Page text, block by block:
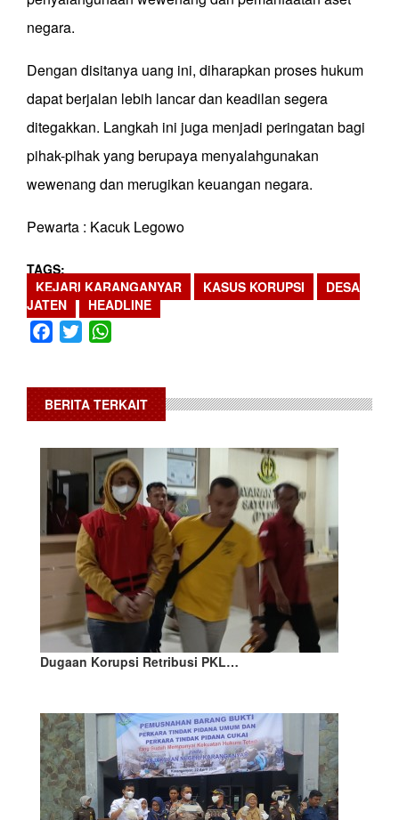
negara.
Dengan disitanya uang ini, diharapkan proses hukum
dapat berjalan lebih lancar dan keadilan segera
ditegakkan. Langkah ini juga menjadi peringatan bagi
pihak-pihak yang berupaya menyalahgunakan
wewenang dan merugikan keuangan negara.
Pewarta : Kacuk Legowo
TAGS
KEJARI KARANGANYAR
KASUS KORUPSI
DESA
JATEN
HEADLINE
Facebook
Twitter
BERITA TERKAIT
Dugaan Korupsi Retribusi PKL…